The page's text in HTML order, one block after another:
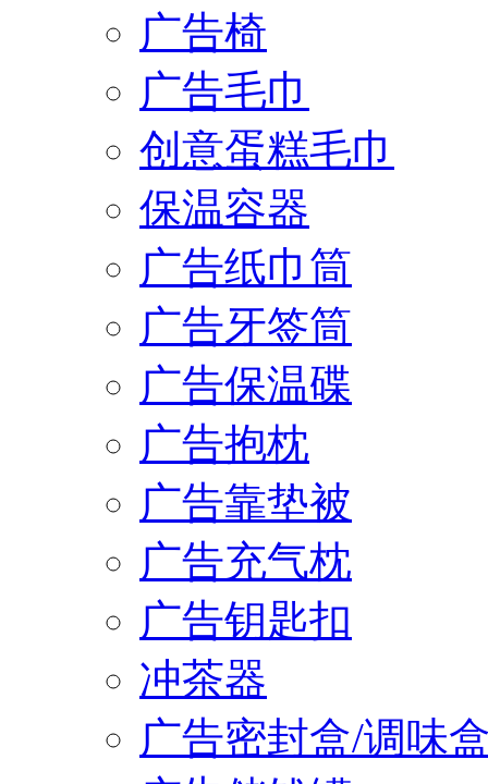
广告椅
广告毛巾
创意蛋糕毛巾
保温容器
广告纸巾筒
广告牙签筒
广告保温碟
广告抱枕
广告靠垫被
广告充气枕
广告钥匙扣
冲茶器
广告密封盒/调味